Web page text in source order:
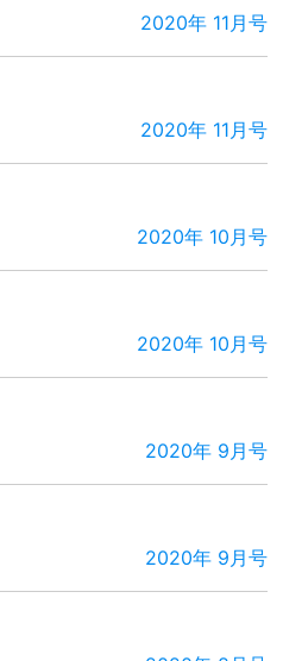
2020年 11月号
2020年 11月号
2020年 10月号
2020年 10月号
2020年 9月号
2020年 9月号